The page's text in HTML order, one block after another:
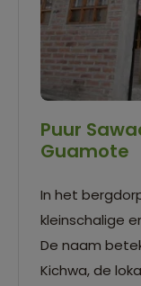
Puur
Guamote
In het
kleinschalige
De naam
Kichwa, de